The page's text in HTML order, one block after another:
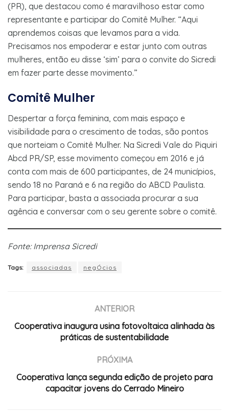
(PR), que destacou como é maravilhoso estar como
representante e participar do Comitê Mulher. “Aqui
aprendemos coisas que levamos para a vida.
Precisamos nos empoderar e estar junto com outras
mulheres, então eu disse ‘sim’ para o convite do Sicredi
em fazer parte desse movimento.”
Comitê Mulher
Despertar a força feminina, com mais espaço e
visibilidade para o crescimento de todas, são pontos
que norteiam o Comitê Mulher. Na Sicredi Vale do Piquiri
Abcd PR/SP, esse movimento começou em 2016 e já
conta com mais de 600 participantes, de 24 municípios,
sendo 18 no Paraná e 6 na região do ABCD Paulista.
Para participar, basta a associada procurar a sua
agência e conversar com o seu gerente sobre o comitê.
Fonte: Imprensa Sicredi
Tags: associadas negÓcios
ANTERIOR
Cooperativa inaugura usina fotovoltaica alinhada às
práticas de sustentabilidade
PRÓXIMA
Cooperativa lança segunda edição de projeto para
capacitar jovens do Cerrado Mineiro